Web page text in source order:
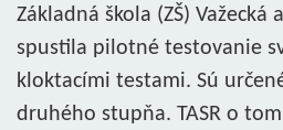
Základná škola (ZŠ) Važecká
spustila pilotné testovanie
kloktacími testami. Sú
druhého stupňa. TASR o